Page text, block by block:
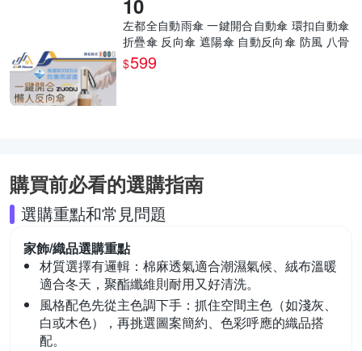
左都全自動雨傘 一鍵開合自動傘 環扣自動傘
折疊傘 反向傘 遮陽傘 自動反向傘 防風 八骨
自動傘
$599
購買前必看的選購指南
選購重點和常見問題
家飾/織品選購重點
材質選擇有邏輯： 棉麻透氣適合潮濕氣候、絨布溫暖
適合冬天，聚酯纖維則耐用又好清洗。
風格配色先從主色調下手： 抓住空間主色（如淺灰、
白或木色），再挑選圖案簡約、色彩呼應的織品搭
配。